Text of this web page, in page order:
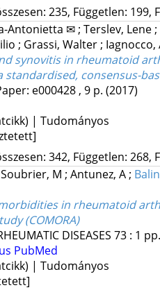
235, Független: 199,
Antonietta ✉; Terslev, Lene;
; Grassi, Walter;
synovitis in rheumatoid
standardised, consensus-
e000428 , 9 p. (2017)
| Tudományos
342, Független: 268,
Soubrier, M ; Antunez, A;
in rheumatoid
(COMORA)
DISEASES 73: 1
PubMed
| Tudományos